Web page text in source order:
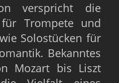
verspricht die
Trompete und
Solostücken für
Bekanntes
Mozart bis Liszt